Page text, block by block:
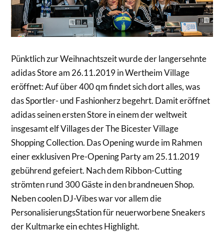
Pünktlich zur Weihnachtszeit wurde der langersehnte
adidas Store am 26.11.2019 in Wertheim Village
eröffnet: Auf über 400 qm findet sich dort alles, was
das Sportler- und Fashionherz begehrt. Damit eröffnet
adidas seinen ersten Store in einem der weltweit
insgesamt elf Villages der The Bicester Village
Shopping Collection. Das Opening wurde im Rahmen
einer exklusiven Pre-Opening Party am 25.11.2019
gebührend gefeiert. Nach dem Ribbon-Cutting
strömten rund 300 Gäste in den brandneuen Shop.
Neben coolen DJ-Vibes war vor allem die
PersonalisierungsStation für neuerworbene Sneakers
der Kultmarke ein echtes Highlight.